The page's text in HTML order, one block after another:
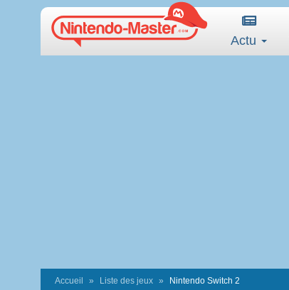
Actu
Accueil Liste des jeux Nintendo Switch 2